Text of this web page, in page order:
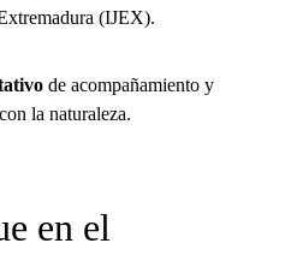
(IJEX).
de acompañamiento y
la naturaleza.
en el